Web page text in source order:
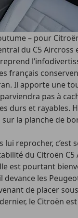
– pour
du C5
français
Il apporte une
pas à
durs et rayables.
sur la planche de
lui reprocher, c’est
du Citroën C5
est pourtant
devance les
de placer
le Citroën